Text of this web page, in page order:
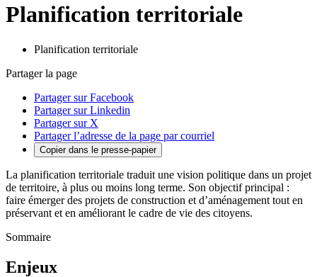
Planification territoriale
Planification territoriale
Partager la page
Partager sur Facebook
Partager sur Linkedin
Partager sur X
Partager l’adresse de la page par courriel
Copier dans le presse-papier
La planification territoriale traduit une vision politique dans un projet
de territoire, à plus ou moins long terme. Son objectif principal :
faire émerger des projets de construction et d’aménagement tout en
préservant et en améliorant le cadre de vie des citoyens.
Sommaire
Enjeux